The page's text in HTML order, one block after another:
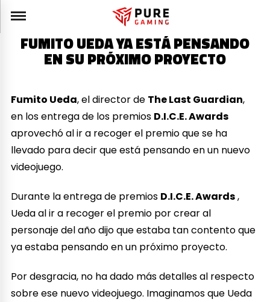
FUMITO UEDA YA ESTÁ PENSANDO
EN SU PRÓXIMO PROYECTO
Fumito Ueda, el director de The Last Guardian,
en los entrega de los premios D.I.C.E. Awards
aprovechó al ir a recoger el premio que se ha
llevado para decir que está pensando en un nuevo
videojuego.
Durante la entrega de premios D.I.C.E. Awards,
Ueda al ir a recoger el premio por crear al
personaje del año dijo que estaba tan contento que
ya estaba pensando en un próximo proyecto.
Por desgracia, no ha dado más detalles al respecto
sobre ese nuevo videojuego. Imaginamos que Ueda